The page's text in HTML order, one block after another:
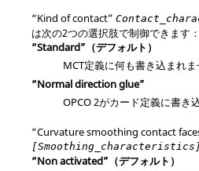
“Kind of contact”
は次の2つの選択肢で制御できます：
“Standard”（デフォルト）
MCT定義に何も書き込まれま
“Normal direction glue”
OPCO 2がカード定義に書き
“Curvature smoothing contact
[Smoothing_characteristics]
“Non activated”（デフォルト）